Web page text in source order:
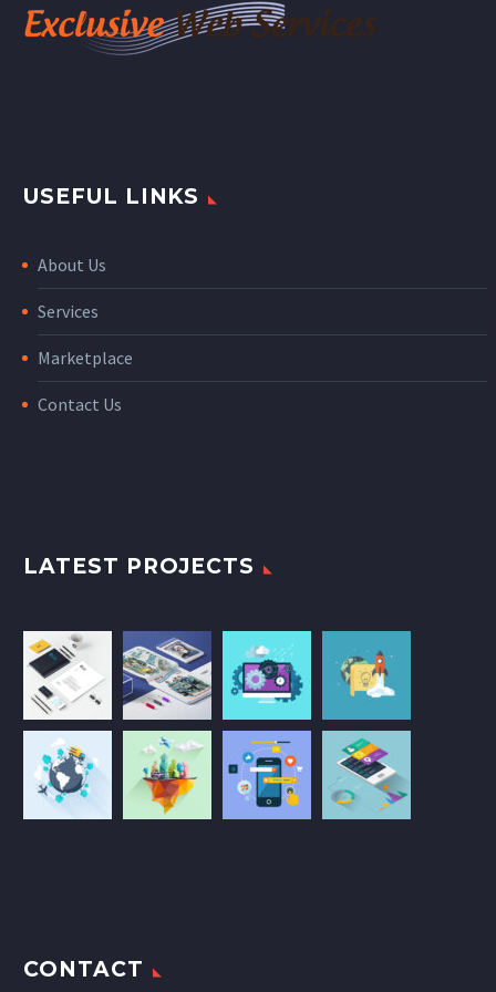
USEFUL LINKS
About Us
Services
Marketplace
Contact Us
LATEST PROJECTS
CONTACT